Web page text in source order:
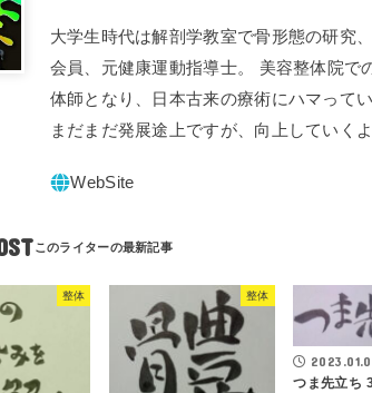
大学生時代は解剖学教室で骨形態の研究
会員、元健康運動指導士。 美容整体院で
体師となり、日本古来の療術にハマって
まだまだ発展途上ですが、向上していく
整体 整体
つま先立ち